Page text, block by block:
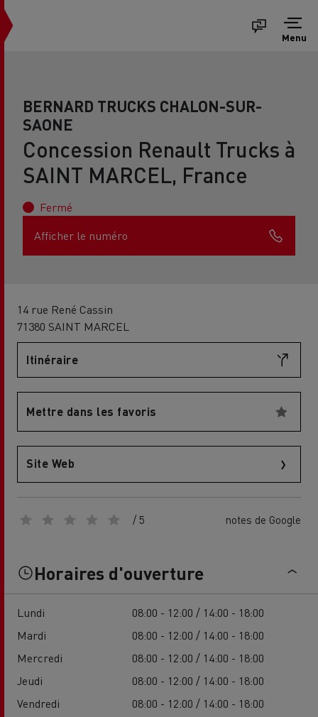
Menu
BERNARD TRUCKS CHALON-SUR-
SAONE
Concession Renault Trucks à
SAINT MARCEL, France
Fermé
Afficher le numéro
14 rue René Cassin
71380 SAINT MARCEL
Itinéraire
Mettre dans les favoris
Site Web
/ 5 notes de Google
Horaires d'ouverture
Lundi
08:00 - 12:00 / 14:00 - 18:00
Mardi
08:00 - 12:00 / 14:00 - 18:00
Mercredi
08:00 - 12:00 / 14:00 - 18:00
Jeudi
08:00 - 12:00 / 14:00 - 18:00
Vendredi
08:00 - 12:00 / 14:00 - 18:00